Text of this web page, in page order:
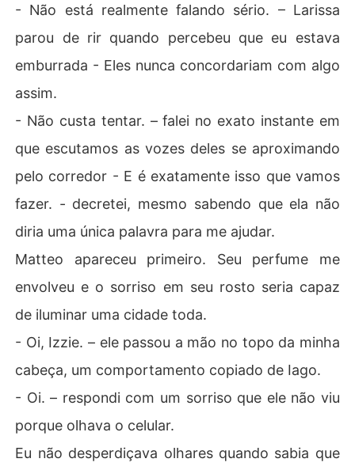
- Não está realmente falando sério. – Larissa
parou de rir quando percebeu que eu estava
emburrada - Eles nunca concordariam com algo
assim.
- Não custa tentar. – falei no exato instante em
que escutamos as vozes deles se aproximando
pelo corredor - E é exatamente isso que vamos
fazer. - decretei, mesmo sabendo que ela não
diria uma única palavra para me ajudar.
Matteo apareceu primeiro. Seu perfume me
envolveu e o sorriso em seu rosto seria capaz
de iluminar uma cidade toda.
- Oi, Izzie. – ele passou a mão no topo da minha
cabeça, um comportamento copiado de Iago.
- Oi. – respondi com um sorriso que ele não viu
porque olhava o celular.
Eu não desperdiçava olhares quando sabia que